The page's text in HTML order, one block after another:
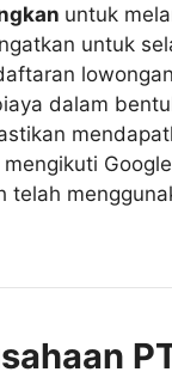
untuk
untuk
dalam
telah